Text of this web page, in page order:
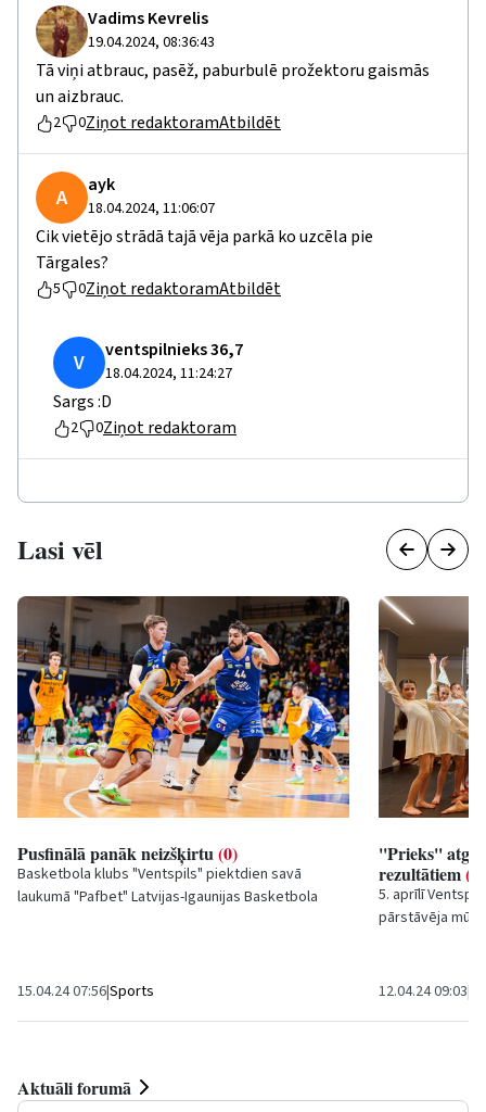
Vadims Kevrelis
19.04.2024, 08:36:43
Tā viņi atbrauc, pasēž, paburbulē prožektoru gaismās
un aizbrauc.
2 0Ziņot redaktoramAtbildēt
A ayk
18.04.2024, 11:06:07
Cik vietējo strādā tajā vēja parkā ko uzcēla pie
Tārgales?
5 0Ziņot redaktoramAtbildēt
V ventspilnieks 36,7
18.04.2024, 11:24:27
Sargs :D
2 0Ziņot redaktoram
Lasi vēl
Pusfinālā panāk neizšķirtu(0)
Basketbola klubs "Ventspils" piektdien savā
laukumā "Pafbet" Latvijas-Igaunijas Basketbola
15.04.24 07:56|Sports
''Prieks''
rezultātiem(0)
5. aprīlī
pārstāvēja
12.04.24 09:03|
Aktuāli forumā